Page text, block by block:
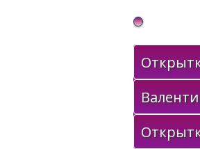
Gif Открытки